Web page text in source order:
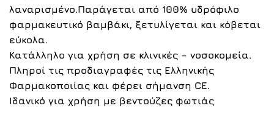
λαναρισμένο.Παράγεται από 100% υδρόφιλο
φαρμακευτικό βαμβάκι, ξετυλίγεται και κόβεται
εύκολα.
Κατάλληλο για χρήση σε κλινικές – νοσοκομεία.
Πληροί τις προδιαγραφές τις Ελληνικής
Φαρμακοποιίας και φέρει σήμανση CE.
Ιδανικό για χρήση με βεντούζες φωτιάς